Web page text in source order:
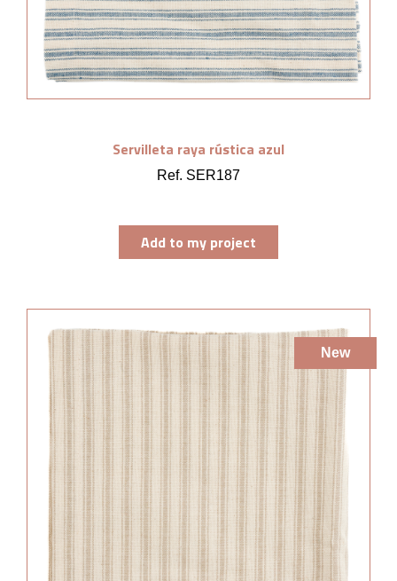
Servilleta raya rústica azul
Ref. SER187
Add to my project
New